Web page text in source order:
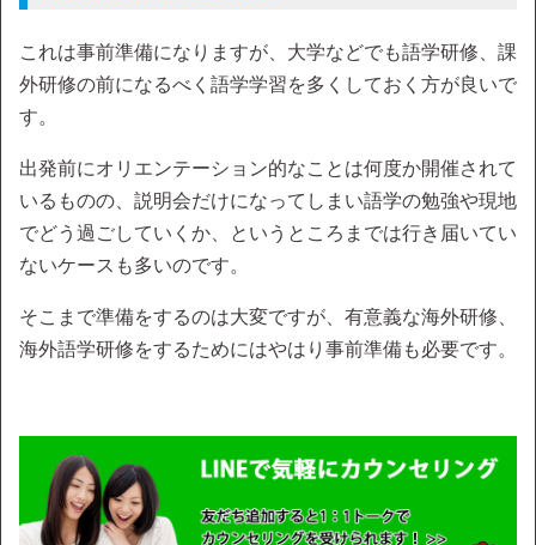
これは事前準備になりますが、大学などでも語学研修、課
外研修の前になるべく語学学習を多くしておく方が良いで
す。
出発前にオリエンテーション的なことは何度か開催されて
いるものの、説明会だけになってしまい語学の勉強や現地
でどう過ごしていくか、というところまでは行き届いてい
ないケースも多いのです。
そこまで準備をするのは大変ですが、有意義な海外研修、
海外語学研修をするためにはやはり事前準備も必要です。